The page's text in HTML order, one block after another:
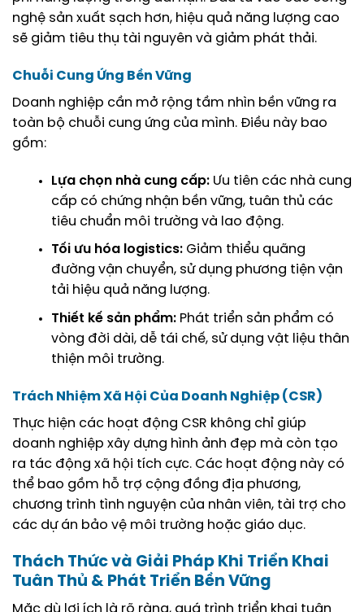
nghệ sản xuất sạch hơn, hiệu quả năng lượng cao
sẽ giảm tiêu thụ tài nguyên và giảm phát thải.
Chuỗi Cung Ứng Bền Vững
Doanh nghiệp cần mở rộng tầm nhìn bền vững ra
toàn bộ chuỗi cung ứng của mình. Điều này bao
gồm:
Lựa chọn nhà cung cấp: Ưu tiên các nhà cung
cấp có chứng nhận bền vững, tuân thủ các
tiêu chuẩn môi trường và lao động.
Tối ưu hóa logistics: Giảm thiểu quãng
đường vận chuyển, sử dụng phương tiện vận
tải hiệu quả năng lượng.
Thiết kế sản phẩm: Phát triển sản phẩm có
vòng đời dài, dễ tái chế, sử dụng vật liệu thân
thiện môi trường.
Trách Nhiệm Xã Hội Của Doanh Nghiệp (CSR)
Thực hiện các hoạt động CSR không chỉ giúp
doanh nghiệp xây dựng hình ảnh đẹp mà còn tạo
ra tác động xã hội tích cực. Các hoạt động này có
thể bao gồm hỗ trợ cộng đồng địa phương,
chương trình tình nguyện của nhân viên, tài trợ cho
các dự án bảo vệ môi trường hoặc giáo dục.
Thách Thức và Giải Pháp Khi Triển Khai
Tuân Thủ & Phát Triển Bền Vững